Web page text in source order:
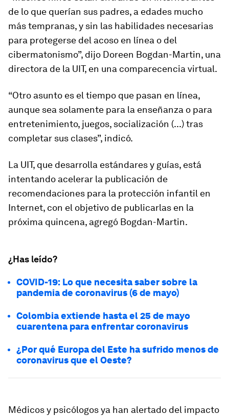
de lo que querían sus padres, a edades mucho
más tempranas, y sin las habilidades necesarias
para protegerse del acoso en línea o del
cibermatonismo”, dijo Doreen Bogdan-Martin, una
directora de la UIT, en una comparecencia virtual.
“Otro asunto es el tiempo que pasan en línea,
aunque sea solamente para la enseñanza o para
entretenimiento, juegos, socialización (...) tras
completar sus clases”, indicó.
La UIT, que desarrolla estándares y guías, está
intentando acelerar la publicación de
recomendaciones para la protección infantil en
Internet, con el objetivo de publicarlas en la
próxima quincena, agregó Bogdan-Martin.
¿Has leído?
COVID-19: Lo que necesita saber sobre la
pandemia de coronavirus (6 de mayo)
Colombia extiende hasta el 25 de mayo
cuarentena para enfrentar coronavirus
¿Por qué Europa del Este ha sufrido menos de
coronavirus que el Oeste?
Médicos y psicólogos ya han alertado del impacto